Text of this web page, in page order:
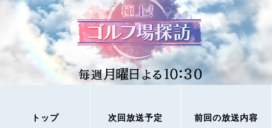
トップ 次回放送予定 前回の放送内容